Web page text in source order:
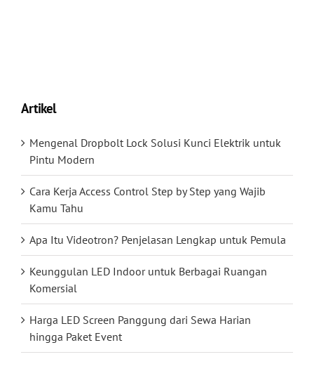
Artikel
Mengenal Dropbolt Lock Solusi Kunci Elektrik untuk
Pintu Modern
Cara Kerja Access Control Step by Step yang Wajib
Kamu Tahu
Apa Itu Videotron? Penjelasan Lengkap untuk Pemula
Keunggulan LED Indoor untuk Berbagai Ruangan
Komersial
Harga LED Screen Panggung dari Sewa Harian
hingga Paket Event